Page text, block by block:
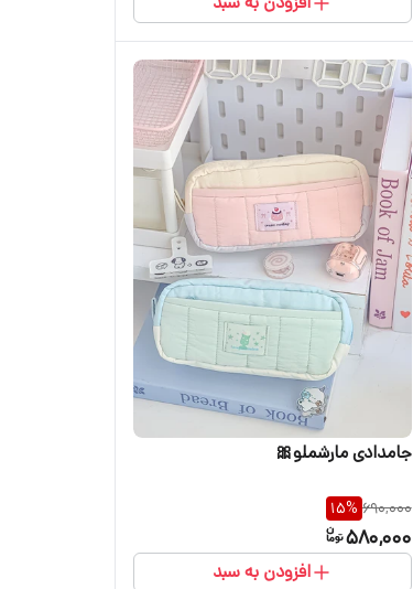
جامدادی مارشملو🎀
690,000
15%
580,000
افزودن به سبد